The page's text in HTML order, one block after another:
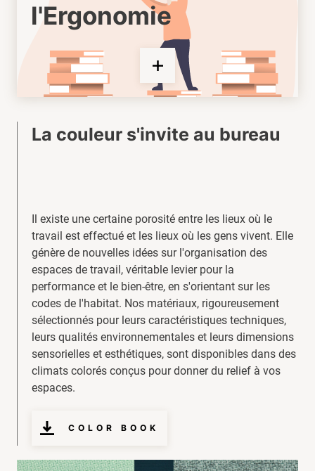
l'Ergonomie
La couleur s'invite au bureau
Il existe une certaine porosité entre les lieux où le
travail est effectué et les lieux où les gens vivent. Elle
génère de nouvelles idées sur l'organisation des
espaces de travail, véritable levier pour la
performance et le bien-être, en s'orientant sur les
codes de l'habitat. Nos matériaux, rigoureusement
sélectionnés pour leurs caractéristiques techniques,
leurs qualités environnementales et leurs dimensions
sensorielles et esthétiques, sont disponibles dans des
climats colorés conçus pour donner du relief à vos
espaces.
COLOR BOOK